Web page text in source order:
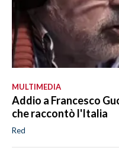
MULTIMEDIA
Addio a Francesco
che raccontò l'Italia
Red